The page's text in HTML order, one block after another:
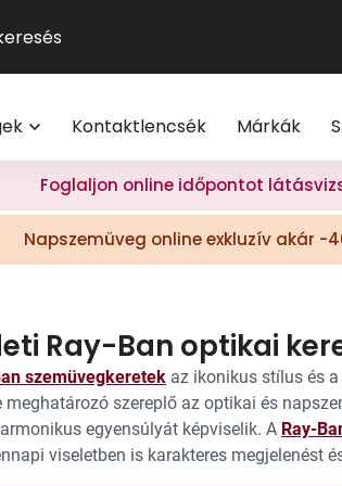
Kontaktlencsék Márkák
akció 20% I Vision Express Webshop
online | Vision Express webshop
Polaroid
További világmárkák
Kollekciók
Törzsvásárlói ajánlatok
Ray-Ban
Világmárkák
Foglaljon online időpontot
Napszemüveg online exkluzív akár -
Ray-Ban optikai
szemüvegkeretek az ikonikus stílus és
meghatározó szereplő az optikai és
egyensúlyát képviselik. A Ray-
viseletben is karakteres megjelenést